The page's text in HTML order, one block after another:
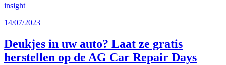
insight
14/07/2023
Deukjes in uw auto? Laat ze gratis
herstellen op de AG Car Repair Days